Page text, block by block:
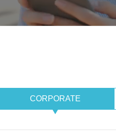
CORPORATE